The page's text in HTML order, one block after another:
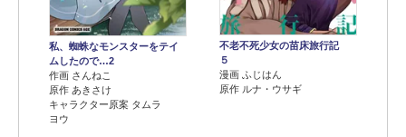
私、蜘蛛なモンスターをテイ
ムしたので…2
作画 さんねこ
原作 あきさけ
キャラクター原案 タムラ
ヨウ
不老不死少女の苗床旅行記
５
漫画 ふじはん
原作 ルナ・ウサギ